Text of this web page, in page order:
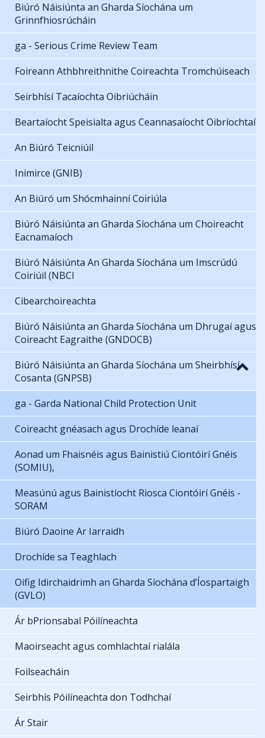
Biúró Náisiúnta an Gharda Síochána um
Grinnfhiosrúcháin
ga - Serious Crime Review Team
Foireann Athbhreithnithe Coireachta Tromchúiseach
Seirbhísí Tacaíochta Oibriúcháin
Beartaíocht Speisialta agus Ceannasaíocht Oibríochtaí
An Biúró Teicniúil
Inimirce (GNIB)
An Biúró um Shócmhainní Coiriúla
Biúró Náisiúnta an Gharda Síochána um Choireacht
Eacnamaíoch
Biúró Náisiúnta An Gharda Síochána um Imscrúdú
Coiriúil (NBCI
Cibearchoireachta
Biúró Náisiúnta an Gharda Síochána um Dhrugaí agus
Coireacht Eagraithe (GNDOCB)
Biúró Náisiúnta an Gharda Síochána um Sheirbhísí
Cosanta (GNPSB)
ga - Garda National Child Protection Unit
Coireacht gnéasach agus Drochíde leanaí
Aonad um Fhaisnéis agus Bainistiú Ciontóirí Gnéis
(SOMIU),
Measúnú agus Bainistíocht Riosca Ciontóirí Gnéis -
SORAM
Biúró Daoine Ar Iarraidh
Drochíde sa Teaghlach
Oifig Idirchaidrimh an Gharda Síochána d’Íospartaigh
(GVLO)
Ár bPrionsabal Póilíneachta
Maoirseacht agus comhlachtaí rialála
Foilseacháin
Seirbhís Póilíneachta don Todhchaí
Ár Stair